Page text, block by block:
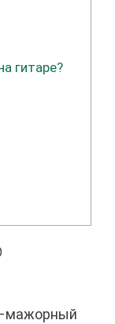
гитаре?